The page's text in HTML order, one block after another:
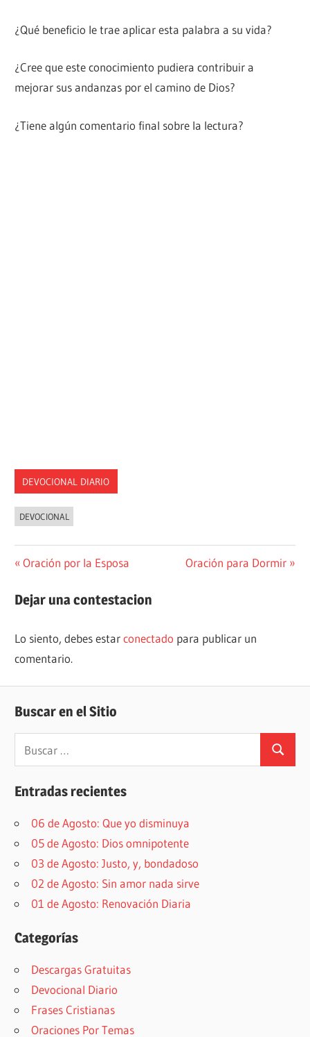
¿Qué beneficio le trae aplicar esta palabra a su vida?
¿Cree que este conocimiento pudiera contribuir a
mejorar sus andanzas por el camino de Dios?
¿Tiene algún comentario final sobre la lectura?
DEVOCIONAL DIARIO
DEVOCIONAL
Navegación
de
Entrada
Oración por la Esposa
Siguiente
Oración para Dormir
Dejar una contestacion
Lo siento, debes estarconectado para publicar un
comentario.
Buscar en el Sitio
Buscar
Entradas recientes
06 de Agosto: Que yo disminuya
05 de Agosto: Dios omnipotente
03 de Agosto: Justo, y, bondadoso
02 de Agosto: Sin amor nada sirve
01 de Agosto: Renovación Diaria
Categorías
Descargas Gratuitas
Devocional Diario
Frases Cristianas
Oraciones Por Temas